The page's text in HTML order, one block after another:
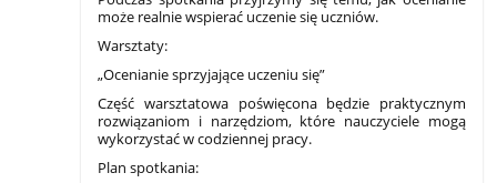
może realnie wspierać uczenie się uczniów.
Warsztaty:
„Ocenianie sprzyjające uczeniu się”
Część warsztatowa poświęcona będzie praktycznym
rozwiązaniom i narzędziom, które nauczyciele mogą
wykorzystać w codziennej pracy.
Plan spotkania: